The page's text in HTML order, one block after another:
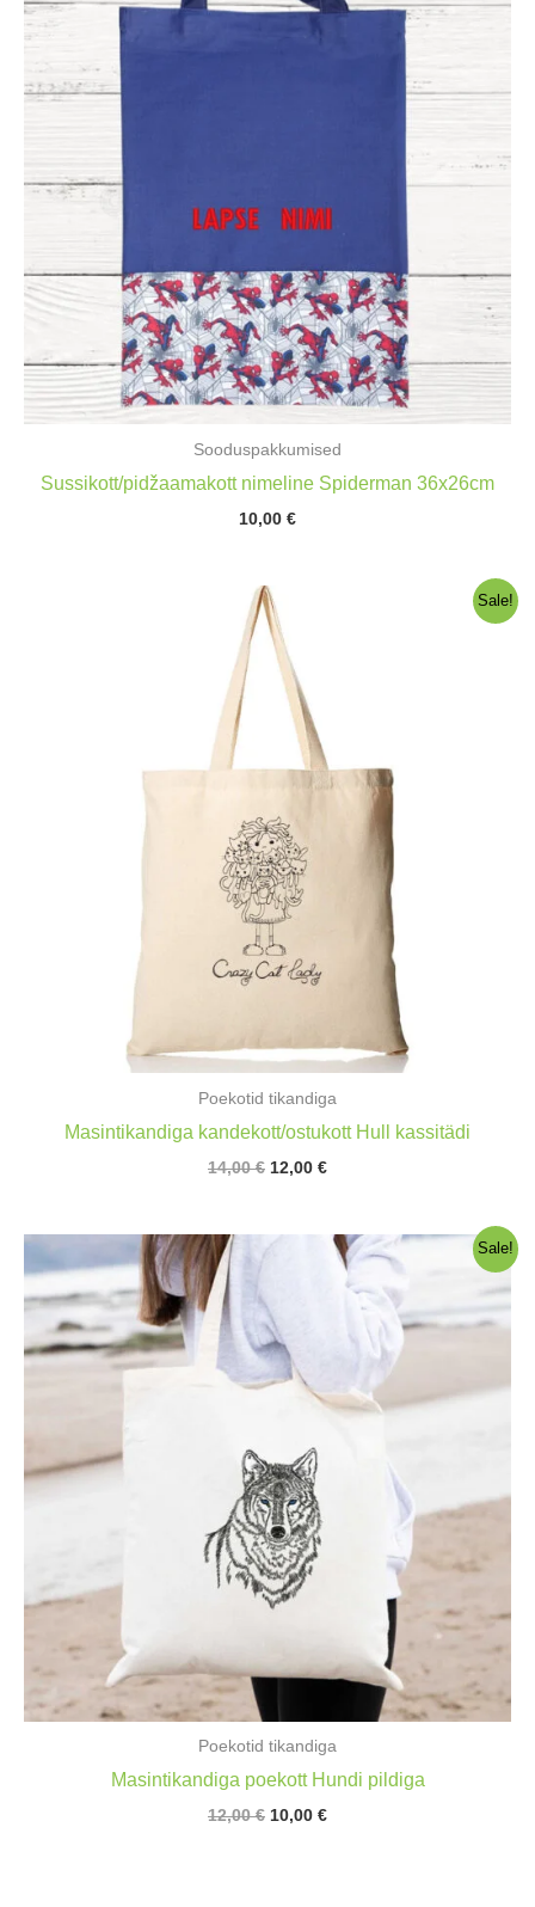
Sooduspakkumised
Sussikott/pidžaamakott nimeline Spiderman 36x26cm
10,00 €
Sale!
Poekotid tikandiga
Masintikandiga kandekott/ostukott Hull kassitädi
14,00€ Algne
14,00 €.
12,00 €Praegune
12,00 €.
Sale!
Poekotid tikandiga
Masintikandiga poekott Hundi pildiga
12,00€ Algne
10,00 €Praegune